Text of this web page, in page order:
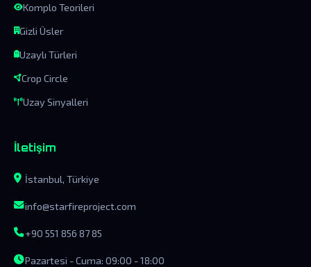
Komplo Teorileri
Gizli Üsler
Uzaylı Türleri
Crop Circle
Uzay Sinyalleri
İletişim
İstanbul, Türkiye
info@starfireproject.com
+90 551 856 87 85
Pazartesi - Cuma: 09:00 - 18:00